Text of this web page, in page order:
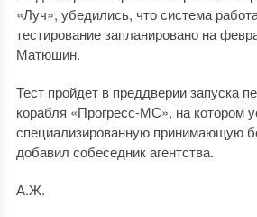
«Луч», убедились, что система
тестирование запланировано на
Матюшин.
Тест пройдет в преддверии запуска
корабля «Прогресс-МС», на котором
специализированную принимающую
добавил собеседник агентства.
А.Ж.